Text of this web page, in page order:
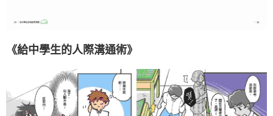
《給中學生的人際溝通術》